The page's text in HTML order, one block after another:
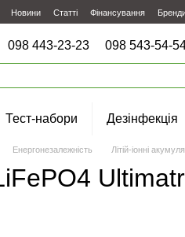
Новини Статті Фінансування
098 443-23-23 098 543-54-
Тест-набори Дезінфекція
Енергонезалежність Літій-іонні